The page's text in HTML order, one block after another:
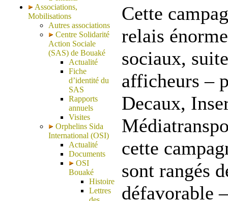
Associations,
Mobilisations
Autres associations
Centre Solidarité
Action Sociale
(SAS) de Bouaké
Actualité
Fiche
d’identité du
SAS
Rapports
annuels
Visites
Orphelins Sida
International (OSI)
Actualité
Documents
OSI
Bouaké
Histoire
Lettres
Cette
relais
sociaux,
afficheurs –
Decaux,
cette
sont rangés
défavorable